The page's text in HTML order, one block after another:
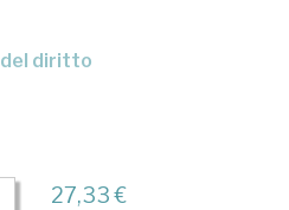
del diritto
27,33 €